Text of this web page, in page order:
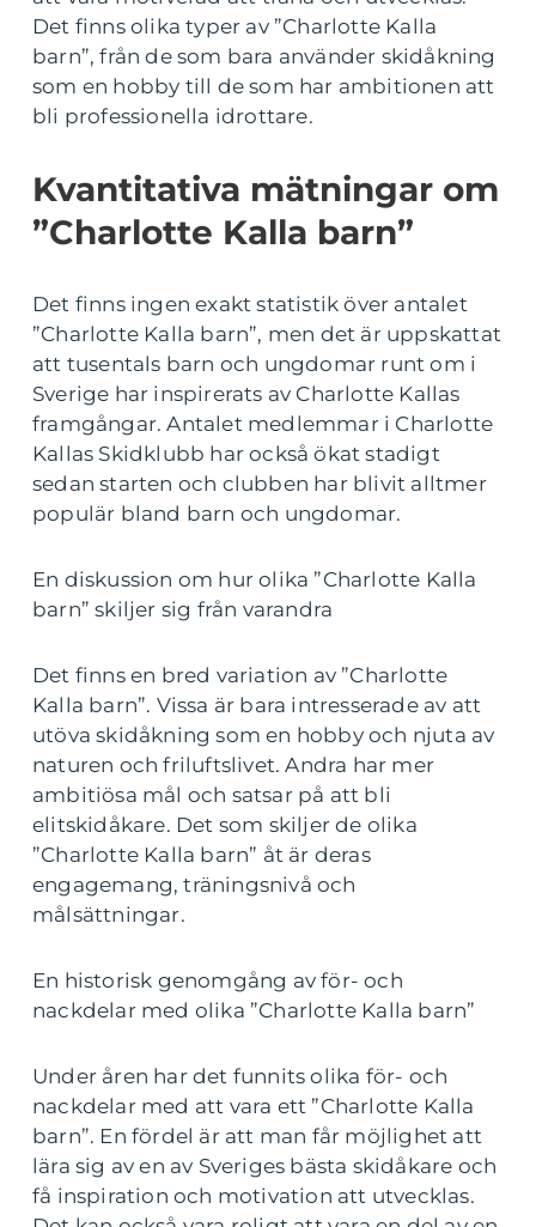
Det finns olika typer av ”Charlotte Kalla
barn”, från de som bara använder skidåkning
som en hobby till de som har ambitionen att
bli professionella idrottare.
Kvantitativa mätningar om
”Charlotte Kalla barn”
Det finns ingen exakt statistik över antalet
”Charlotte Kalla barn”, men det är uppskattat
att tusentals barn och ungdomar runt om i
Sverige har inspirerats av Charlotte Kallas
framgångar. Antalet medlemmar i Charlotte
Kallas Skidklubb har också ökat stadigt
sedan starten och clubben har blivit alltmer
populär bland barn och ungdomar.
En diskussion om hur olika ”Charlotte Kalla
barn” skiljer sig från varandra
Det finns en bred variation av ”Charlotte
Kalla barn”. Vissa är bara intresserade av att
utöva skidåkning som en hobby och njuta av
naturen och friluftslivet. Andra har mer
ambitiösa mål och satsar på att bli
elitskidåkare. Det som skiljer de olika
”Charlotte Kalla barn” åt är deras
engagemang, träningsnivå och
målsättningar.
En historisk genomgång av för- och
nackdelar med olika ”Charlotte Kalla barn”
Under åren har det funnits olika för- och
nackdelar med att vara ett ”Charlotte Kalla
barn”. En fördel är att man får möjlighet att
lära sig av en av Sveriges bästa skidåkare och
få inspiration och motivation att utvecklas.